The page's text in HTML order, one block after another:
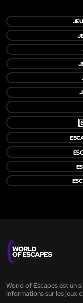
World of Escapes est un
informations sur les jeux